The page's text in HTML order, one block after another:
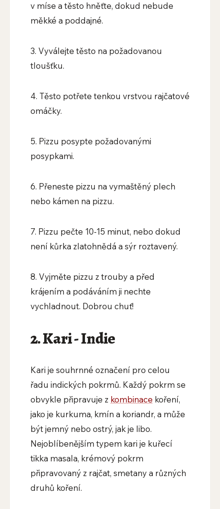
v míse a těsto hněťte, dokud nebude
měkké a poddajné.
3. Vyválejte těsto na požadovanou
tloušťku.
4. Těsto potřete tenkou vrstvou rajčatové
omáčky.
5. Pizzu posypte požadovanými
posypkami.
6. Přeneste pizzu na vymaštěný plech
nebo kámen na pizzu.
7. Pizzu pečte 10-15 minut, nebo dokud
není kůrka zlatohnědá a sýr roztavený.
8. Vyjměte pizzu z trouby a před
krájením a podáváním ji nechte
vychladnout. Dobrou chuť!
2. Kari - Indie
Kari je souhrnné označení pro celou
řadu indických pokrmů. Každý pokrm se
obvykle připravuje z kombinace koření,
jako je kurkuma, kmín a koriandr, a může
být jemný nebo ostrý, jak je libo.
Nejoblíbenějším typem kari je kuřecí
tikka masala, krémový pokrm
připravovaný z rajčat, smetany a různých
druhů koření.